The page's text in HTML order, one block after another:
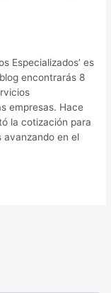
Especializados’ es
encontrarás 8
empresas. Hace
la cotización para
avanzando en el